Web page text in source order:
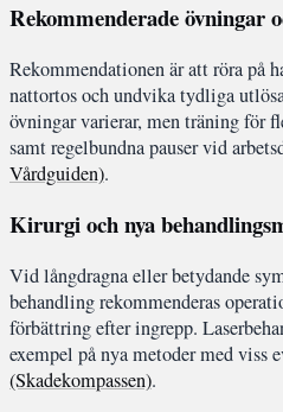
Rekommenderade övningar
Rekommendationen är att röra på
nattortos och undvika tydliga
övningar varierar, men träning för
samt regelbundna pauser vid
Vårdguiden).
Kirurgi och nya
Vid långdragna eller betydande
behandling rekommenderas
förbättring efter ingrepp.
exempel på nya metoder med viss
(Skadekompassen).